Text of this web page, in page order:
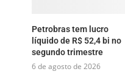
Petrobras tem lucro
líquido de R$ 52,4 bi no
segundo trimestre
6 de agosto de 2026